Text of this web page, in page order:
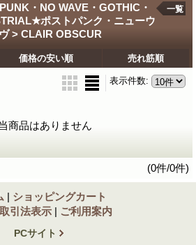
・NO WAVE・GOTHIC・
ポストパンク・ニューウ
> CLAIR OBSCUR
一覧
価格の安い順 売れ筋順
表示件数:
商品はありません
(0件/0件)
| ショッピングカート
引法表示 | ご利用案内
PCサイト